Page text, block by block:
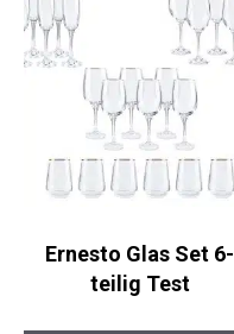
Ernesto Glas Set 6-
teilig Test